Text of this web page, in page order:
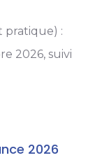
pratique) :
2026, suivi
2026